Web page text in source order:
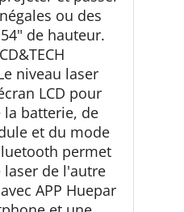
ou des
de hauteur.
niveau laser
LCD pour
batterie, de
et du mode
permet
de l'autre
APP Huepar